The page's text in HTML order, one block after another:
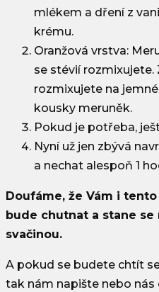
mlékem a dření z
krému.
Oranžová vrstva:
se stévií rozmixujete.
rozmixujete na
kousky meruněk.
Pokud je potřeba,
Nyní už jen zbývá
a nechat alespoň 1
Doufáme, že Vám i
bude chutnat a stane se
svačinou.
A pokud se budete chtít
tak nám napište nebo nás